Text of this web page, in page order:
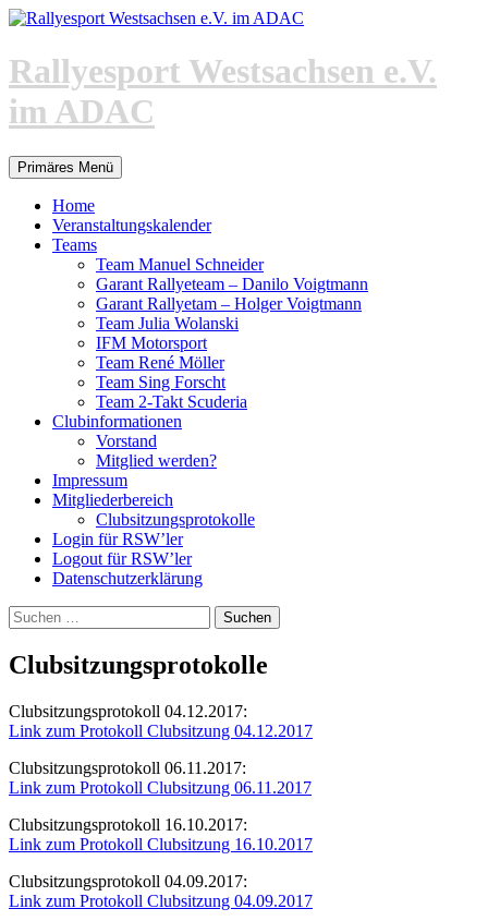
Zum
springen
Rallyesport Westsachsen e.V.
im ADAC
Suchen
Primäres Menü
Home
Veranstaltungskalender
Teams
Team Manuel Schneider
Garant Rallyeteam – Danilo Voigtmann
Garant Rallyetam – Holger Voigtmann
Team Julia Wolanski
IFM Motorsport
Team René Möller
Team Sing Forscht
Team 2-Takt Scuderia
Clubinformationen
Vorstand
Mitglied werden?
Impressum
Mitgliederbereich
Clubsitzungsprotokolle
Login für RSW’ler
Logout für RSW’ler
Datenschutzerklärung
Suchen
nach:
Clubsitzungsprotokolle
Clubsitzungsprotokoll 04.12.2017:
Link zum Protokoll Clubsitzung 04.12.2017
Clubsitzungsprotokoll 06.11.2017:
Link zum Protokoll Clubsitzung 06.11.2017
Clubsitzungsprotokoll 16.10.2017:
Link zum Protokoll Clubsitzung 16.10.2017
Clubsitzungsprotokoll 04.09.2017:
Link zum Protokoll Clubsitzung 04.09.2017